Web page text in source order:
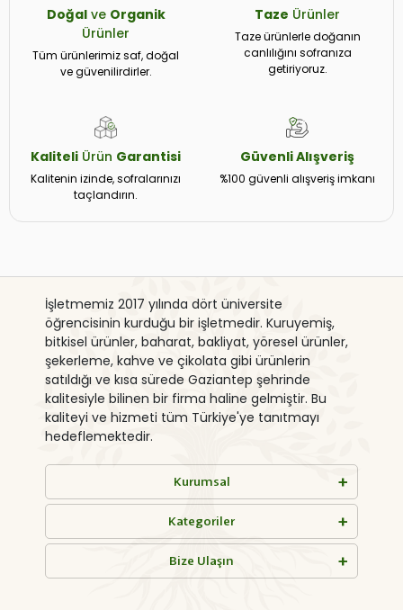
Doğalve Organik
Ürünler
Tüm ürünlerimiz saf, doğal
ve güvenilirdirler.
Taze Ürünler
Taze ürünlerle doğanın
canlılığını sofranıza
getiriyoruz.
Kaliteli Ürün Garantisi
Kalitenin izinde, sofralarınızı
taçlandırın.
GüvenliAlışveriş
%100 güvenli alışveriş imkanı
İşletmemiz 2017 yılında dört üniversite
öğrencisinin kurduğu bir işletmedir. Kuruyemiş,
bitkisel ürünler, baharat, bakliyat, yöresel ürünler,
şekerleme, kahve ve çikolata gibi ürünlerin
satıldığı ve kısa sürede Gaziantep şehrinde
kalitesiyle bilinen bir firma haline gelmiştir. Bu
kaliteyi ve hizmeti tüm Türkiye'ye tanıtmayı
hedeflemektedir.
Kurumsal
Kategoriler
Bize Ulaşın